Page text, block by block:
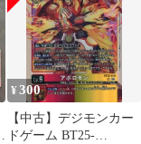
ルモンスター デジカ
¥300
【中古】デジモンカー
ドゲーム BT25-